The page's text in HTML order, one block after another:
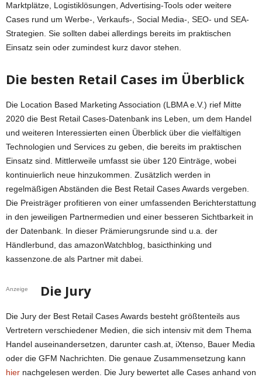
Marktplätze, Logistiklösungen, Advertising-Tools oder weitere
Cases rund um Werbe-, Verkaufs-, Social Media-, SEO- und SEA-
Strategien. Sie sollten dabei allerdings bereits im praktischen
Einsatz sein oder zumindest kurz davor stehen.
Die besten Retail Cases im Überblick
Die Location Based Marketing Association (LBMA e.V.) rief Mitte
2020 die Best Retail Cases-Datenbank ins Leben, um dem Handel
und weiteren Interessierten einen Überblick über die vielfältigen
Technologien und Services zu geben, die bereits im praktischen
Einsatz sind. Mittlerweile umfasst sie über 120 Einträge, wobei
kontinuierlich neue hinzukommen. Zusätzlich werden in
regelmäßigen Abständen die Best Retail Cases Awards vergeben.
Die Preisträger profitieren von einer umfassenden Berichterstattung
in den jeweiligen Partnermedien und einer besseren Sichtbarkeit in
der Datenbank. In dieser Prämierungsrunde sind u.a. der
Händlerbund, das amazonWatchblog, basicthinking und
kassenzone.de als Partner mit dabei.
Anzeige Die Jury
Die Jury der Best Retail Cases Awards besteht größtenteils aus
Vertretern verschiedener Medien, die sich intensiv mit dem Thema
Handel auseinandersetzen, darunter cash.at, iXtenso, Bauer Media
oder die GFM Nachrichten. Die genaue Zusammensetzung kann
hier nachgelesen werden. Die Jury bewertet alle Cases anhand von